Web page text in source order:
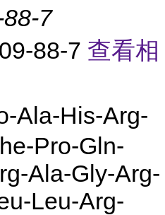
7
88-7 查看相
Ala-His-Arg-
Pro-Gln-
Ala-Gly-Arg-
Leu-Arg-